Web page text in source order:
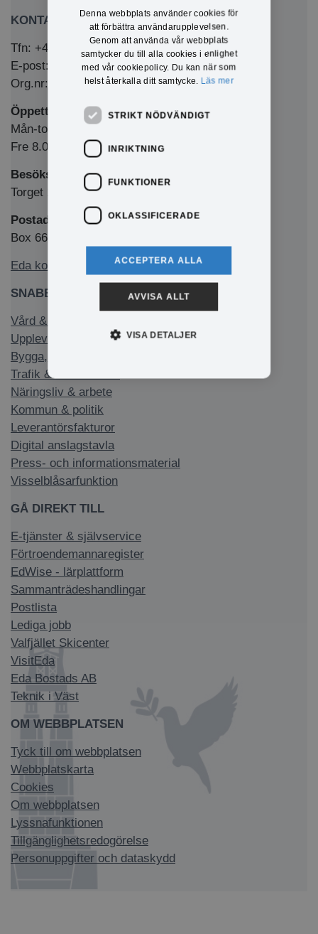
KONTAKTA OSS
Tfn: +46 (0)571-281 00
E-post: kommun@eda.se
Org.nr: 212000-1769
Öppettider Medborgarkontor/växel
Mån-tors 8.00-12.00 & 13.00-16.00
Fre 8.00-12.00 & 13.00-15.00
Besöksadress
Torget 1, 673 32 Charlottenberg
Postadress
Box 66, 673 22 Charlottenberg
Eda kommun på Facebook
SNABBLÄNKAR
Vård & stöd
Uppleva & göra
Bygga, bo & miljö
Trafik & infrastruktur
Näringsliv & arbete
Kommun & politik
Leverantörsfakturor
Digital anslagstavla
Press- och informationsmaterial
Visselblåsarfunktion
GÅ DIREKT TILL
E-tjänster & självservice
Förtroendemannaregister
EdWise - lärplattform
Sammanträdeshandlingar
Postlista
Lediga jobb
Valfjället Skicenter
VisitEda
Eda Bostads AB
Teknik i Väst
OM WEBBPLATSEN
Tyck till om webbplatsen
Webbplatskarta
Cookies
Om webbplatsen
Lyssnafunktionen
Tillgänglighetsredogörelse
Personuppgifter och dataskydd
Denna webbplats använder cookies för
att förbättra användarupplevelsen.
Genom att använda vår webbplats
samtycker du till alla cookies i enlighet
med vår cookiepolicy. Du kan när som
helst återkalla ditt samtycke. Läs mer
STRIKT NÖDVÄNDIGT
INRIKTNING
FUNKTIONER
OKLASSIFICERADE
ACCEPTERA ALLA
AVVISA ALLT
VISA DETALJER